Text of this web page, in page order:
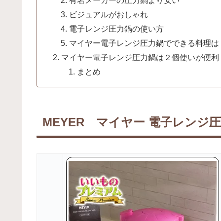
ビジュアルがおしゃれ
電子レンジ圧力鍋の使い方
マイヤー電子レンジ圧力鍋でできる料理は
マイヤー電子レンジ圧力鍋は２個使いが便利
まとめ
MEYER マイヤー 電子レンジ